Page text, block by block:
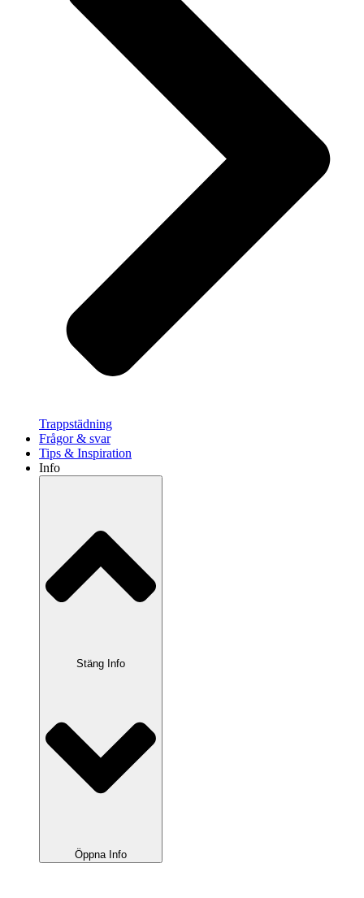
Trappstädning
Frågor & svar
Tips & Inspiration
Info
Stäng Info
Öppna Info